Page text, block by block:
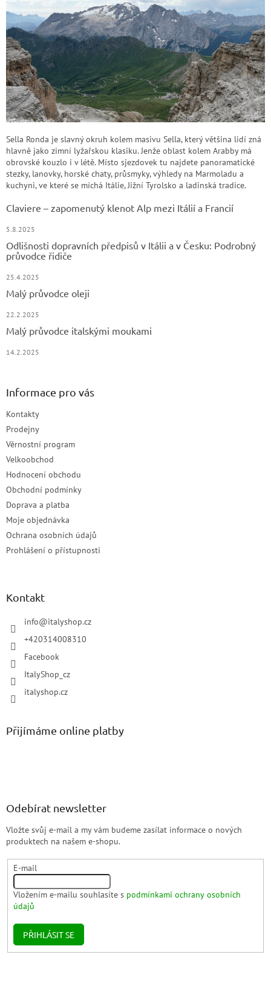
Sella Ronda je slavný okruh kolem masivu Sella, který většina lidí zná
hlavně jako zimní lyžařskou klasiku. Jenže oblast kolem Arabby má
obrovské kouzlo i v létě. Místo sjezdovek tu najdete panoramatické
stezky, lanovky, horské chaty, průsmyky, výhledy na Marmoladu a
kuchyni, ve které se míchá Itálie, Jižní Tyrolsko a ladinská tradice.
Claviere – zapomenutý klenot Alp mezi Itálií a Francií
5.8.2025
Odlišnosti dopravních předpisů v Itálii a v Česku: Podrobný
průvodce řidiče
25.4.2025
Malý průvodce oleji
22.2.2025
Malý průvodce italskými moukami
14.2.2025
Informace pro vás
Kontakty
Prodejny
Věrnostní program
Velkoobchod
Hodnocení obchodu
Obchodní podmínky
Doprava a platba
Moje objednávka
Ochrana osobních údajů
Prohlášení o přístupnosti
Kontakt
info@italyshop.cz
+420314008310
Facebook
ItalyShop_cz
italyshop.cz
Přijímáme online platby
Odebírat newsletter
Vložte svůj e-mail a my vám budeme zasílat informace o nových
produktech na našem e-shopu.
E-mail
Vložením e-mailu souhlasíte s podmínkami ochrany osobních
údajů
PŘIHLÁSIT SE